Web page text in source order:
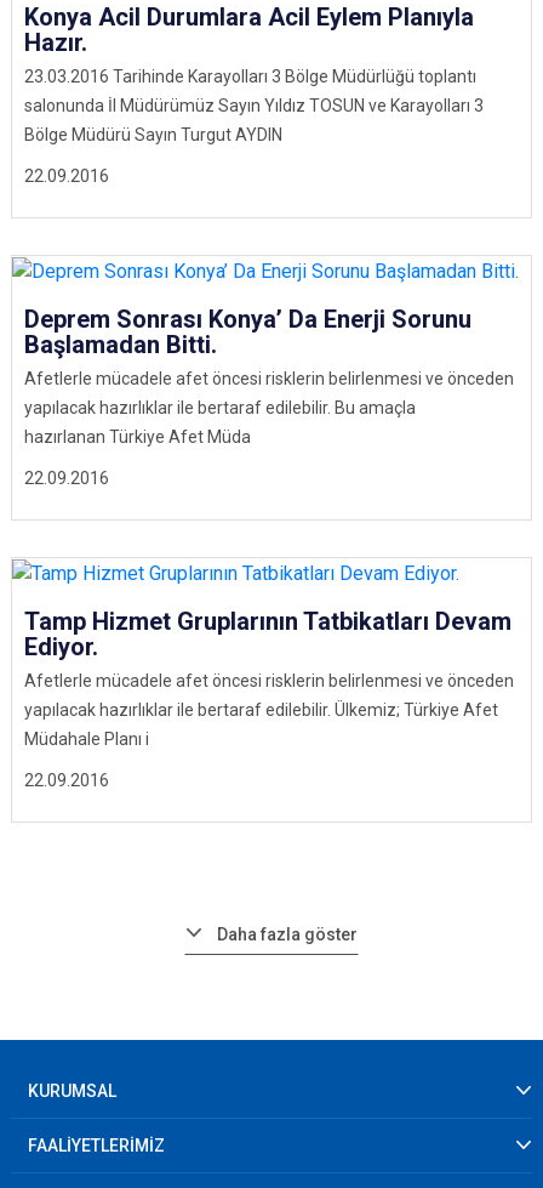
22.09.2016
Konya Acil Durumlara Acil Eylem Planıyla
Hazır.
23.03.2016 Tarihinde Karayolları 3 Bölge Müdürlüğü toplantı
salonunda İl Müdürümüz Sayın Yıldız TOSUN ve Karayolları 3
Bölge Müdürü Sayın Turgut AYDIN
22.09.2016
Deprem Sonrası Konya’ Da Enerji Sorunu
Başlamadan Bitti.
Afetlerle mücadele afet öncesi risklerin belirlenmesi ve önceden
yapılacak hazırlıklar ile bertaraf edilebilir. Bu amaçla
hazırlanan Türkiye Afet Müda
22.09.2016
Tamp Hizmet Gruplarının Tatbikatları Devam
Ediyor.
Afetlerle mücadele afet öncesi risklerin belirlenmesi ve önceden
yapılacak hazırlıklar ile bertaraf edilebilir. Ülkemiz; Türkiye Afet
Müdahale Planı i
Daha fazla göster
KURUMSAL
FAALİYETLERİMİZ